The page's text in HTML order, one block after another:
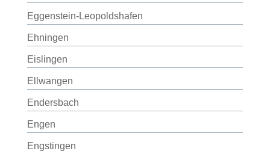
Eggenstein-Leopoldshafen
Ehningen
Eislingen
Ellwangen
Endersbach
Engen
Engstingen